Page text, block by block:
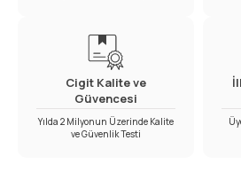
Cigit Kalite ve
Güvencesi
Yılda 2 Milyonun Üzerinde Kalite
ve Güvenlik Testi